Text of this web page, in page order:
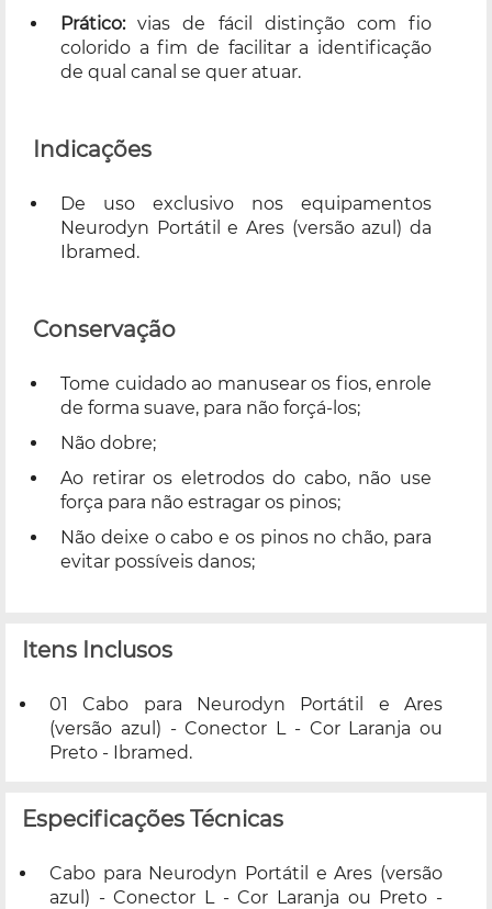
Prático:vias de fácil distinção com fio
colorido a fim de facilitar a identificação
de qual canal se quer atuar.
Indicações
De uso exclusivo nos equipamentos
Neurodyn Portátil e Ares (versão azul) da
Ibramed.
Conservação
Tome cuidado ao manusear os fios, enrole
de forma suave, para não forçá-los;
Não dobre;
Ao retirar os eletrodos do cabo, não use
força para não estragar os pinos;
Não deixe o cabo e os pinos no chão, para
evitar possíveis danos;
Itens Inclusos
01 Cabo para Neurodyn Portátil e Ares
(versão azul) - Conector L - Cor Laranja ou
Preto - Ibramed.
Especificações Técnicas
Cabo para Neurodyn Portátil e Ares (versão
azul) - Conector L - Cor Laranja ou Preto -